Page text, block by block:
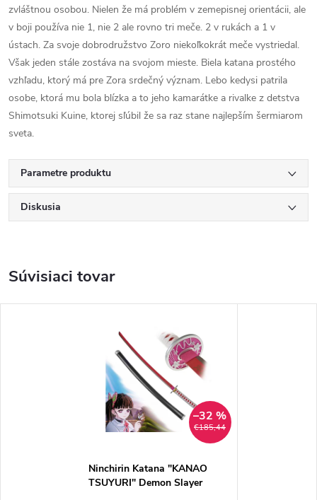
zvláštnou osobou. Nielen že má problém v zemepisnej orientácii, ale
v boji používa nie 1, nie 2 ale rovno tri meče. 2 v rukách a 1 v
ústach. Za svoje dobrodružstvo Zoro niekoľkokrát meče vystriedal.
Však jeden stále zostáva na svojom mieste. Biela katana prostého
vzhľadu, ktorý má pre Zora srdečný význam. Lebo kedysi patrila
osobe, ktorá mu bola blízka a to jeho kamarátke a rivalke z detstva
Shimotsuki Kuine, ktorej sľúbil že sa raz stane najlepším šermiarom
sveta.
Parametre produktu
Diskusia
Súvisiaci tovar
€185,44
–32 %
Ninchirin Katana "KANAO
TSUYURI" Demon Slayer